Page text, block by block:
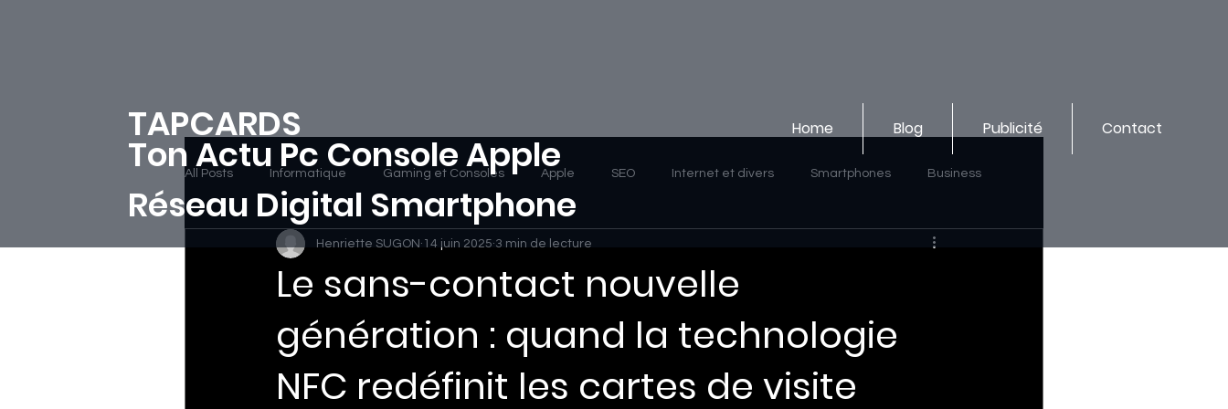
TAPCARDS
Ton Actu Pc Console Apple
Réseau Digital Smartphone
Home Blog Publicité Contact
All Posts Informatique Gaming et Consoles Apple SEO Internet et divers Smartphones Business
Le sans-contact nouvelle
génération : quand la technologie
NFC redéfinit les cartes de visite
Henriette SUGON 14 juin 2025 3 min de lecture